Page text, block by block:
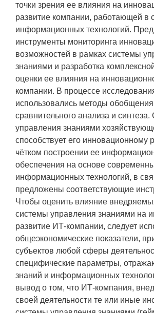
точки зрения ее влияния на
развитие компании, работающей в
информационных технологий.
инструменты мониторинга
возможностей в рамках системы
знаниями и разработка
оценки ее влияния на
компании. В процессе
использовались методы
сравнительного анализа и синтеза.
управления знаниями
способствует его инновационному
чётком построении ее
обеспечения на основе
информационных технологий, в
предложены соответствующие
Чтобы оценить влияние
системы управления знаниями на
развитие ИТ-компании, следует
общеэкономические показатели,
субъектов любой сферы
специфические параметры,
знаний и информационных
вывод о том, что ИТ-компания,
своей деятельности те или иные